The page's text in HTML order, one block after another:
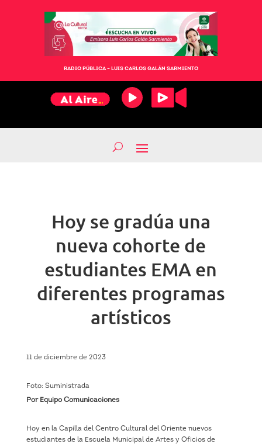
RADIO PÚBLICA – LUIS CARLOS GALÁN SARMIENTO
Hoy se gradúa una
nueva cohorte de
estudiantes EMA en
diferentes programas
artísticos
11 de diciembre de 2023
Foto: Suministrada
Por Equipo Comunicaciones
Hoy en la Capilla del Centro Cultural del Oriente nuevos
estudiantes de la Escuela Municipal de Artes y Oficios de